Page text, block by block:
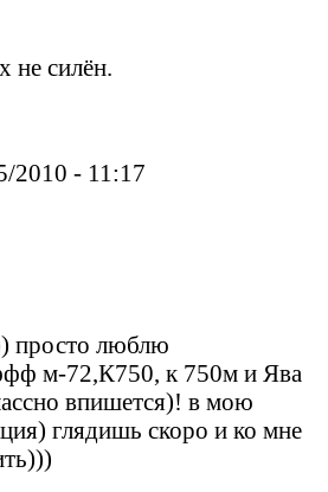
не силён.
2010 - 11:17
просто люблю
м-72,К750, к 750м и Ява
впишется)! в мою
глядишь скоро и ко мне